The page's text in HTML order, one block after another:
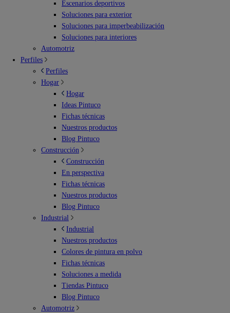
Escenarios deportivos
Soluciones para exterior
Soluciones para imperbeabilización
Soluciones para interiores
Automotriz
Perfiles
Perfiles
Hogar
Hogar
Ideas Pintuco
Fichas técnicas
Nuestros productos
Blog Pintuco
Construcción
Construcción
En perspectiva
Fichas técnicas
Nuestros productos
Blog Pintuco
Industrial
Industrial
Nuestros productos
Colores de pintura en polvo
Fichas técnicas
Soluciones a medida
Tiendas Pintuco
Blog Pintuco
Automotriz